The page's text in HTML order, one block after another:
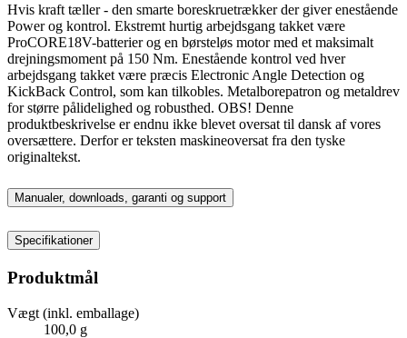
Hvis kraft tæller - den smarte boreskruetrækker der giver enestående
Power og kontrol. Ekstremt hurtig arbejdsgang takket være
ProCORE18V-batterier og en børsteløs motor med et maksimalt
drejningsmoment på 150 Nm. Enestående kontrol ved hver
arbejdsgang takket være præcis Electronic Angle Detection og
KickBack Control, som kan tilkobles. Metalborepatron og metaldrev
for større pålidelighed og robusthed. OBS! Denne
produktbeskrivelse er endnu ikke blevet oversat til dansk af vores
oversættere. Derfor er teksten maskineoversat fra den tyske
originaltekst.
Manualer, downloads, garanti og support
Specifikationer
Produktmål
Vægt (inkl. emballage)
100,0 g